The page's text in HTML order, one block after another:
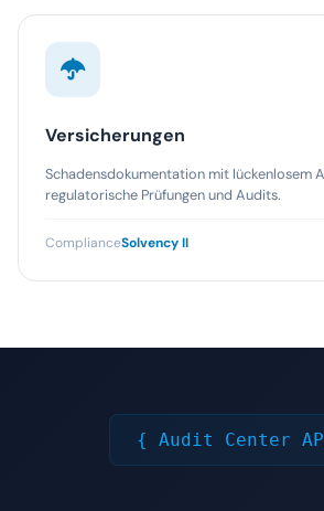
Versicherungen
Schadensdokumentation mit lückenlosem
regulatorische Prüfungen und Audits.
ComplianceSolvency II
{ Audit Center